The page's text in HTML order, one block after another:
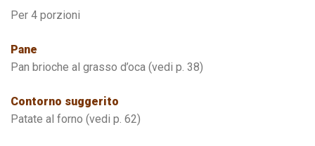
Per 4 porzioni
Pane
Pan brioche al grasso d’oca (vedi p. 38)
Contorno suggerito
Patate al forno (vedi p. 62)